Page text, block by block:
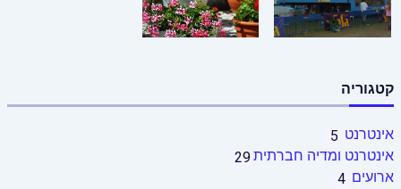
קטגוריה
אינטרנט 5
אינטרנט ומדיה חברתית29
ארועים 4